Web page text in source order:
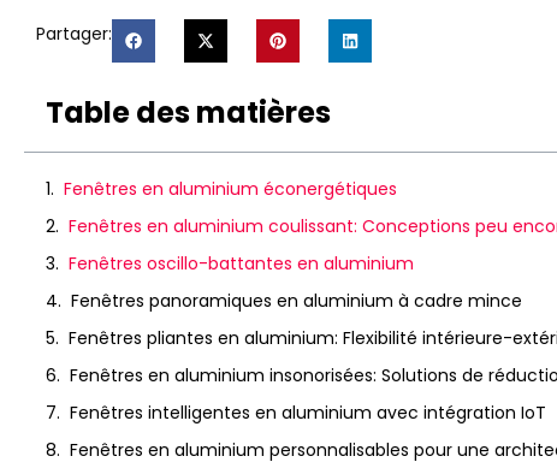
Partager:
Table des matières
Fenêtres en aluminium éconergétiques
Fenêtres en aluminium coulissant: Conceptions peu
Fenêtres oscillo-battantes en aluminium
Fenêtres panoramiques en aluminium à cadre mince
Fenêtres pliantes en aluminium: Flexibilité intérieure-
Fenêtres en aluminium insonorisées: Solutions de
Fenêtres intelligentes en aluminium avec intégration IoT
Fenêtres en aluminium personnalisables pour une